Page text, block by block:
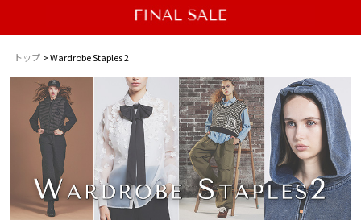
トップ Wardrobe Staples 2